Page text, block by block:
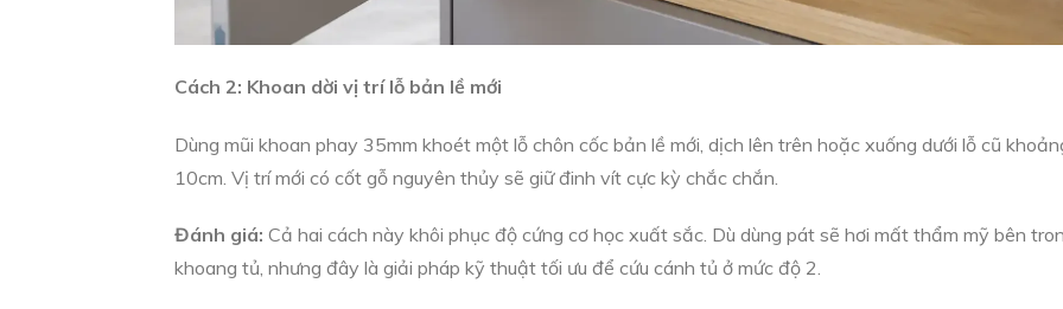
Cách 2: Khoan dời vị trí lỗ bản lề mới
Dùng mũi khoan phay 35mm khoét một lỗ chôn cốc bản lề mới, dịch lên trên hoặc xuống dưới lỗ cũ
10cm. Vị trí mới có cốt gỗ nguyên thủy sẽ giữ đinh vít cực kỳ chắc chắn.
Đánh giá: Cả hai cách này khôi phục độ cứng cơ học xuất sắc. Dù dùng pát sẽ hơi mất thẩm mỹ bên
khoang tủ, nhưng đây là giải pháp kỹ thuật tối ưu để cứu cánh tủ ở mức độ 2.